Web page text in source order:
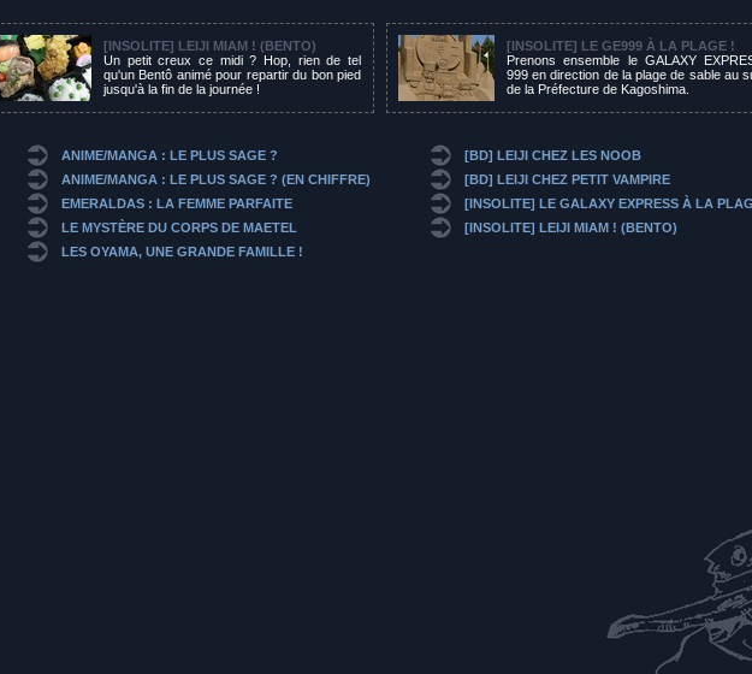
[INSOLITE] LEIJI MIAM ! (BENTO)
Un petit creux ce midi ? Hop, rien de tel
qu'un Bentô animé pour repartir du bon pied
jusqu'à la fin de la journée !
[INSOLITE] LE GE999 À LA PLAGE !
Prenons ensemble le GALAXY
999 en direction de la plage de sable au
de la Préfecture de Kagoshima.
ANIME/MANGA : LE PLUS SAGE ?
ANIME/MANGA : LE PLUS SAGE ? (EN CHIFFRE)
EMERALDAS : LA FEMME PARFAITE
LE MYSTÈRE DU CORPS DE MAETEL
LES OYAMA, UNE GRANDE FAMILLE !
[BD] LEIJI CHEZ LES NOOB
[BD] LEIJI CHEZ PETIT VAMPIRE
[INSOLITE] LE GALAXY EXPRESS À LA
[INSOLITE] LEIJI MIAM ! (BENTO)